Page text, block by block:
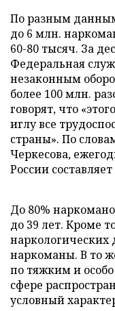
По разным
до 6 млн.
60-80 тысяч. За
Федеральная
незаконным
более 100 млн.
говорят, что
иглу все
страны». По
Черкесова,
России
До 80%
до 39 лет. Кроме
наркологических
наркоманы. В то
по тяжким и
сфере
условный